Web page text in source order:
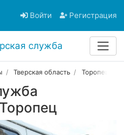
Войти Регистрация
служба
Тверская область Торопец